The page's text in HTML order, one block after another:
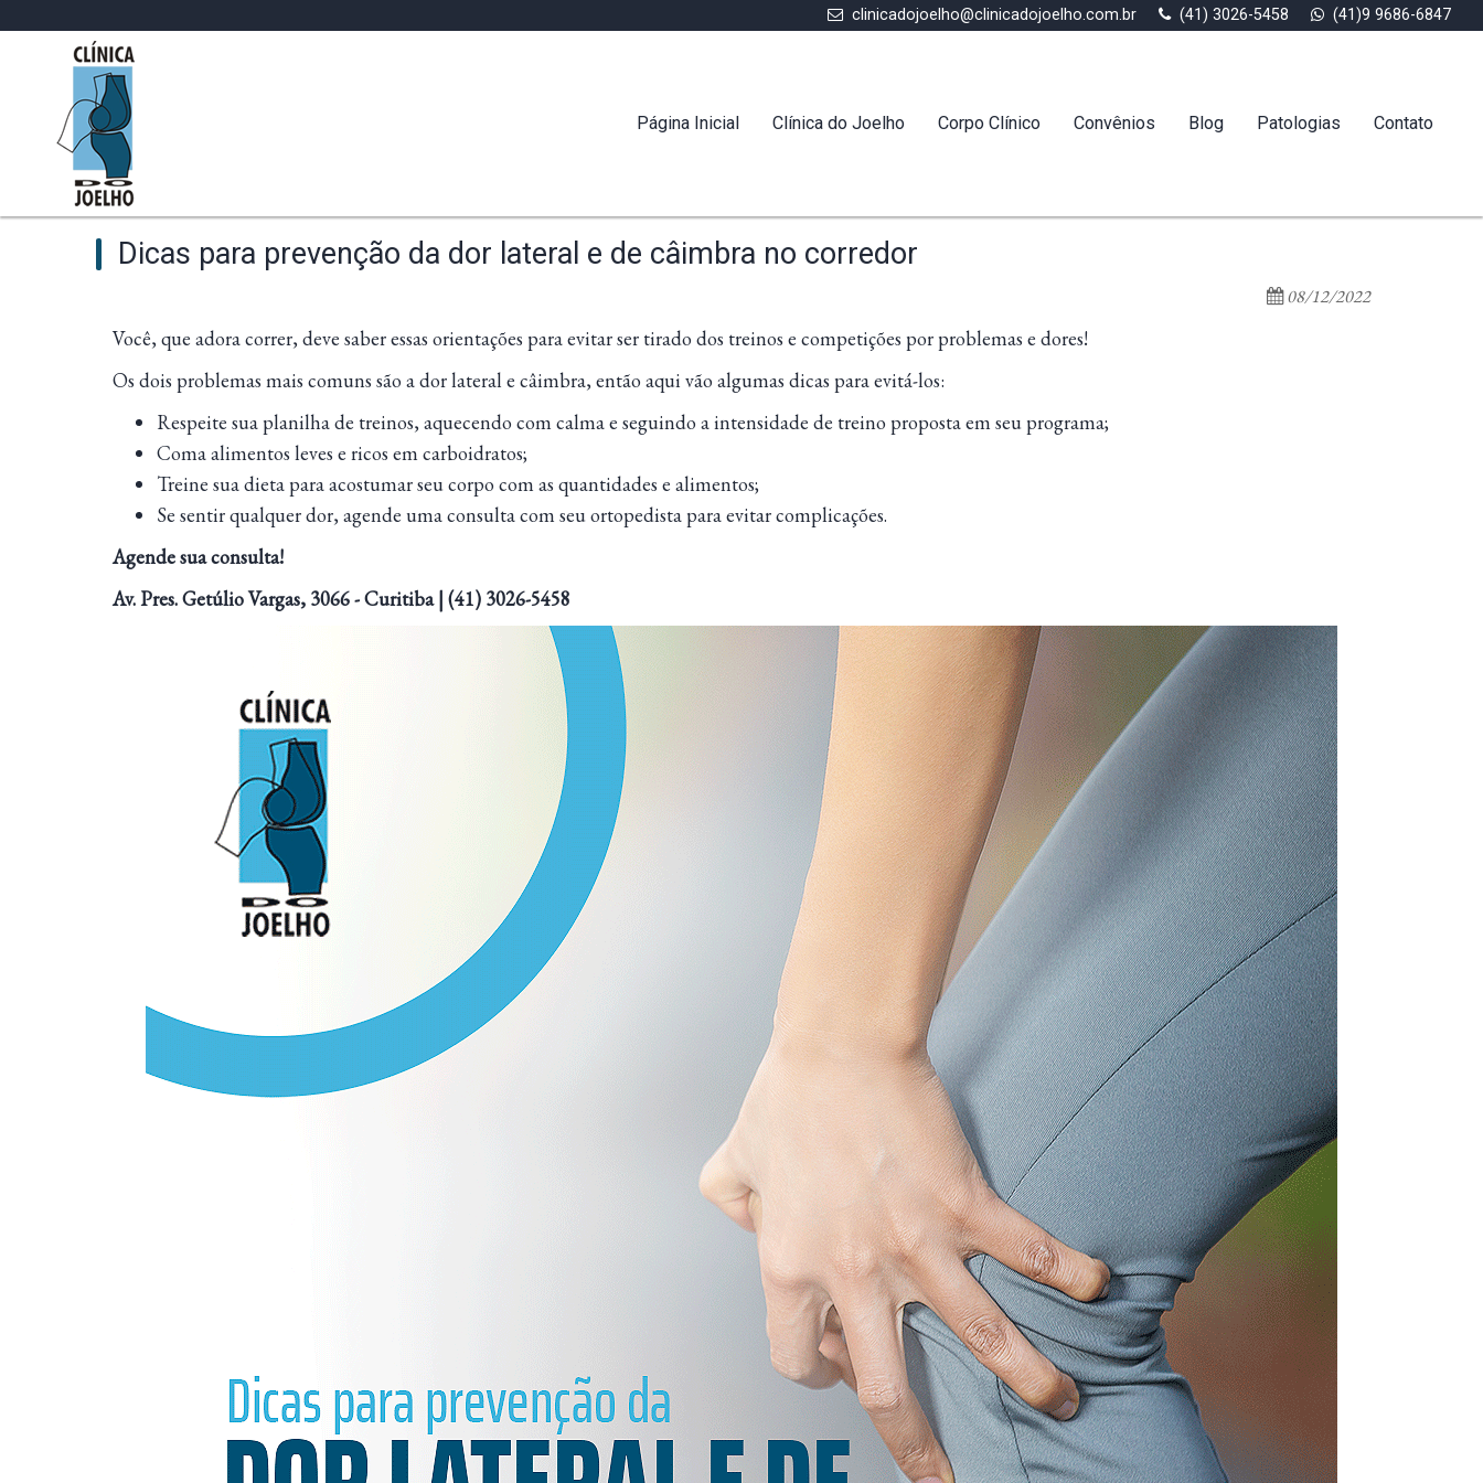
clinicadojoelho@clinicadojoelho.com.br (41) 3026-5458 (41)9 9686-6847
Página Inicial Clínica do Joelho Corpo Clínico Convênios Blog Patologias Contato
Dicas para prevenção da dor lateral e de câimbra no corredor
08/12/2022
Você, que adora correr, deve saber essas orientações para evitar ser tirado dos treinos e competições por problemas e dores!
Os dois problemas mais comuns são a dor lateral e câimbra, então aqui vão algumas dicas para evitá-los:
Respeite sua planilha de treinos, aquecendo com calma e seguindo a intensidade de treino proposta em seu programa;
Coma alimentos leves e ricos em carboidratos;
Treine sua dieta para acostumar seu corpo com as quantidades e alimentos;
Se sentir qualquer dor, agende uma consulta com seu ortopedista para evitar complicações.
Agende sua consulta!
Av. Pres. Getúlio Vargas, 3066 - Curitiba | (41) 3026-5458